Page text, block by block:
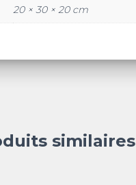
20 × 30 × 20 cm
similaires